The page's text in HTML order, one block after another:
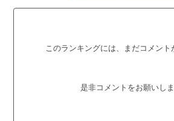
このランキングには、まだコメント
是非コメントをお願いしま